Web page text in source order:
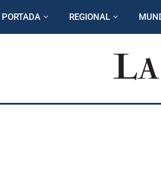
PORTADA REGIONAL